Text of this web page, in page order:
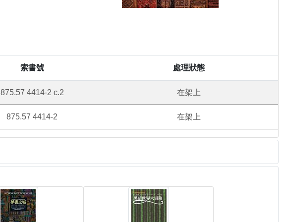
索書號 處理狀態
875.57 4414-2 c.2 在架上
875.57 4414-2 在架上